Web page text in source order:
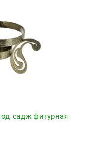
садж фигурная